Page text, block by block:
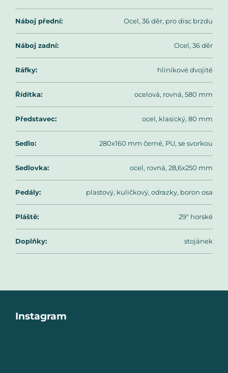
Náboj přední: Ocel, 36 děr, pro disc brzdu
Náboj zadní: Ocel, 36 děr
Ráfky: hliníkové dvojité
Řídítka: ocelová, rovná, 580 mm
Představec: ocel, klasický, 80 mm
Sedlo: 280x160 mm černé, PU, se svorkou
Sedlovka: ocel, rovná, 28,6x250 mm
Pedály: plastový, kuličkový, odrazky, boron osa
Pláště: 29" horské
Doplňky: stojánek
Instagram